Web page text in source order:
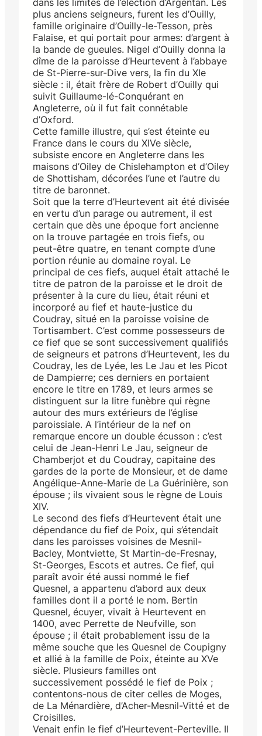
plus anciens seigneurs, furent les d’Ouilly,
famille originaire d’Ouilly-le-Tesson, près
Falaise, et qui portait pour armes: d’argent à
la bande de gueules. Nigel d’Ouilly donna la
dîme de la paroisse d’Heurtevent à l’abbaye
de St-Pierre-sur-Dive vers, la fin du XIe
siècle : il, était frère de Robert d’Ouilly qui
suivit Guillaume-lé-Conquérant en
Angleterre, où il fut fait connétable
d’Oxford.
Cette famille illustre, qui s’est éteinte eu
France dans le cours du XIVe siècle,
subsiste encore en Angleterre dans les
maisons d’Oiley de Chislehampton et d’Oiley
de Shottisham, décorées l’une et l’autre du
titre de baronnet.
Soit que la terre d’Heurtevent ait été divisée
en vertu d’un parage ou autrement, il est
certain que dès une époque fort ancienne
on la trouve partagée en trois fiefs, ou
peut-être quatre, en tenant compte d’une
portion réunie au domaine royal. Le
principal de ces fiefs, auquel était attaché le
titre de patron de la paroisse et le droit de
présenter à la cure du lieu, était réuni et
incorporé au fief et haute-justice du
Coudray, situé en la paroisse voisine de
Tortisambert. C’est comme possesseurs de
ce fief que se sont successivement qualifiés
de seigneurs et patrons d’Heurtevent, les du
Coudray, les de Lyée, les Le Jau et les Picot
de Dampierre; ces derniers en portaient
encore le titre en 1789, et leurs armes se
distinguent sur la litre funèbre qui règne
autour des murs extérieurs de l’église
paroissiale. A l’intérieur de la nef on
remarque encore un double écusson : c’est
celui de Jean-Henri Le Jau, seigneur de
Chamberjot et du Coudray, capitaine des
gardes de la porte de Monsieur, et de dame
Angélique-Anne-Marie de La Guérinière, son
épouse ; ils vivaient sous le règne de Louis
XIV.
Le second des fiefs d’Heurtevent était une
dépendance du fief de Poix, qui s’étendait
dans les paroisses voisines de Mesnil-
Bacley, Montviette, St Martin-de-Fresnay,
St-Georges, Escots et autres. Ce fief, qui
paraît avoir été aussi nommé le fief
Quesnel, a appartenu d’abord aux deux
familles dont il a porté le nom. Bertin
Quesnel, écuyer, vivait à Heurtevent en
1400, avec Perrette de Neufville, son
épouse ; il était probablement issu de la
même souche que les Quesnel de Coupigny
et allié à la famille de Poix, éteinte au XVe
siècle. Plusieurs familles ont
successivement possédé le fief de Poix ;
contentons-nous de citer celles de Moges,
de La Ménardière, d’Acher-Mesnil-Vitté et de
Croisilles.
Venait enfin le fief d’Heurtevent-Perteville. Il